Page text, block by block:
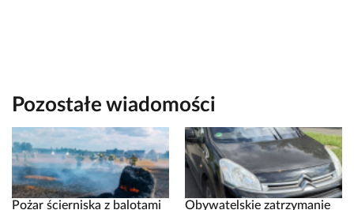
Pozostałe wiadomości
Pożar ścierniska z balotami
Obywatelskie zatrzymanie